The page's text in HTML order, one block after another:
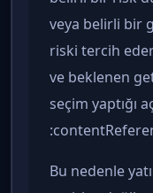
veya belirli bir
riski tercih
ve beklenen
seçim yaptığı
Bu nedenle